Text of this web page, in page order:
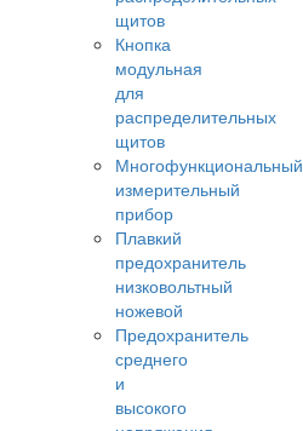
щитов
Кнопка
модульная
для
распределительных
щитов
Многофункциональный
измерительный
прибор
Плавкий
предохранитель
низковольтный
ножевой
Предохранитель
среднего
и
высокого